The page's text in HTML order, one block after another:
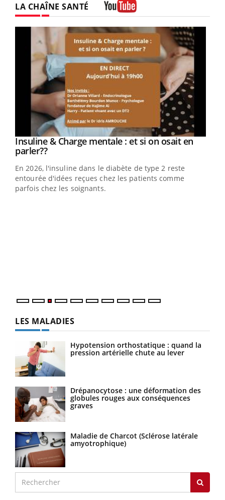
LA CHAÎNE SANTÉ
Youtube
Insuline & Charge mentale : et si on osait en
parler??Youtube
En 2026, l'insuline dans le diabète de type 2 reste
entourée d'idées reçues chez les patients comme
parfois chez les soignants.
LES MALADIES
Hypotension orthostatique : quand la
pression artérielle chute au lever
Drépanocytose : une déformation des
globules rouges aux conséquences
graves
Maladie de Charcot (Sclérose latérale
amyotrophique)